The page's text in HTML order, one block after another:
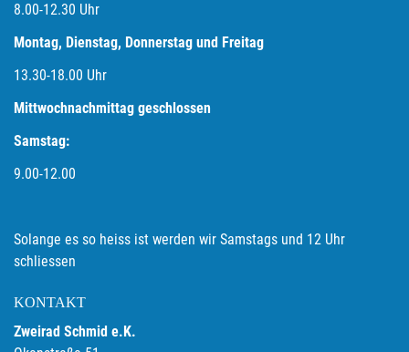
8.00-12.30 Uhr
Montag, Dienstag, Donnerstag und Freitag
13.30-18.00 Uhr
Mittwochnachmittag geschlossen
Samstag:
9.00-12.00
Solange es so heiss ist werden wir Samstags und 12 Uhr
schliessen
KONTAKT
Zweirad Schmid e.K.